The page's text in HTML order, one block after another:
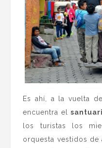
Es ahí, a la vuelta
encuentra el
los turistas los
orquesta vestidos